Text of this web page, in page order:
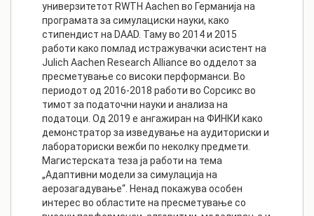
универзитетот RWTH Aachen во Германија на
програмата за симулациски науки, како
стипендист на DAAD. Таму во 2014 и 2015
работи како помлад истражувачки асистент на
Julich Aachen Research Alliance во одделот за
пресметување со високи перформанси. Во
периодот од 2016-2018 работи во Сорсикс во
тимот за податочни науки и анализа на
податоци. Од 2019 е ангажиран на ФИНКИ како
демонстратор за изведување на аудиториски и
лабораториски вежби по неколку предмети.
Магистерската теза ја работи на тема
„Адаптивни модели за симулација на
аерозагадување“. Ненад покажува особен
интерес во областите на пресметување со